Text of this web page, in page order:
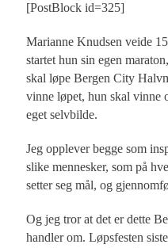
[PostBlock id=325]
Marianne Knudsen veide
startet hun sin egen
skal løpe Bergen City
vinne løpet, hun skal vinne
eget selvbilde.
Jeg opplever begge som
slike mennesker, som på
setter seg mål, og
Og jeg tror at det er dette
handler om. Løpsfesten